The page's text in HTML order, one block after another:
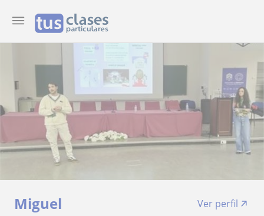
Miguel
Ver perfil